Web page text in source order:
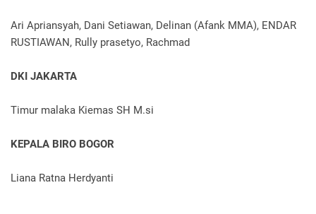
Ari Apriansyah, Dani Setiawan, Delinan (Afank MMA), ENDAR
RUSTIAWAN, Rully prasetyo, Rachmad
DKI JAKARTA
Timur malaka Kiemas SH M.si
KEPALA BIRO BOGOR
Liana Ratna Herdyanti